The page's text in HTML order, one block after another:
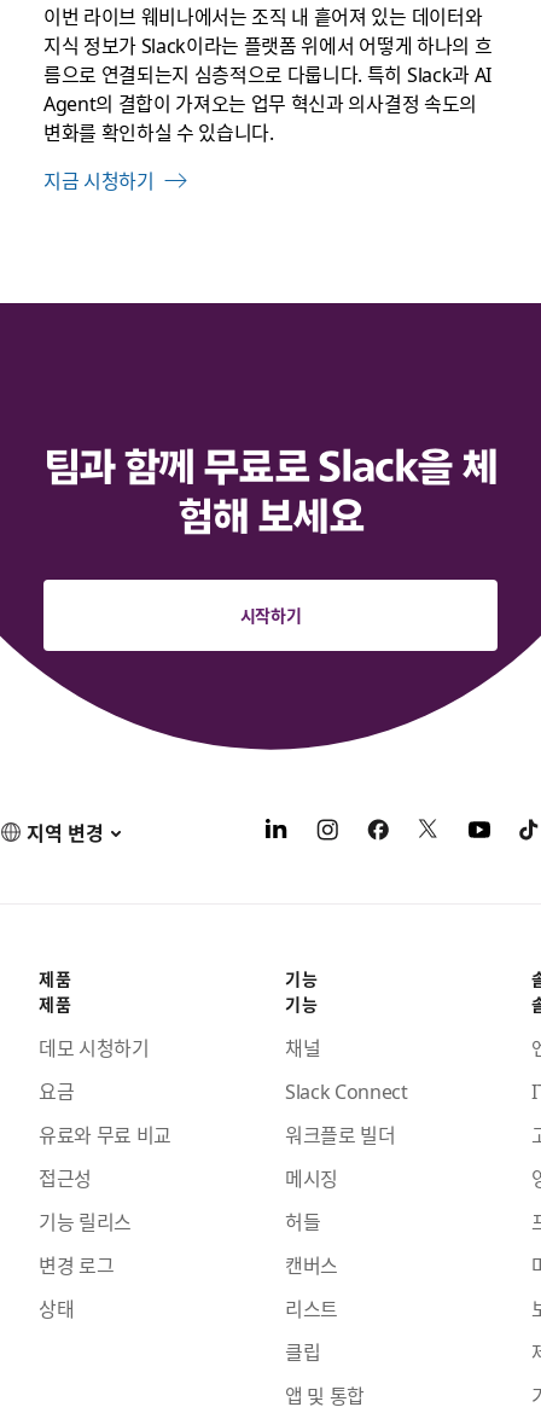
이번 라이브 웨비나에서는 조직 내 흩어져 있는 데이터와
지식 정보가 Slack이라는 플랫폼 위에서 어떻게 하나의 흐
름으로 연결되는지 심층적으로 다룹니다. 특히 Slack과 AI
Agent의 결합이 가져오는 업무 혁신과 의사결정 속도의
변화를 확인하실 수 있습니다.
지금 시청하기
팀과 함께 무료로 Slack을 체
험해 보세요
시작하기
지역 변경
제품
제품
데모 시청하기
요금
유료와 무료 비교
접근성
기능 릴리스
변경 로그
상태
기능
기능
채널
Slack Connect
워크플로 빌더
메시징
허들
캔버스
리스트
클립
앱 및 통합